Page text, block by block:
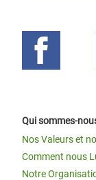
Qui sommes-
Nos Valeurs et
Comment nous
Notre